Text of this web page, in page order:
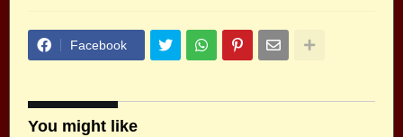
Facebook
You might like